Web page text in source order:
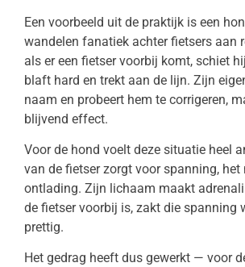
Een voorbeeld uit de praktijk is een
wandelen fanatiek achter fietsers aan
als er een fietser voorbij komt, schiet
blaft hard en trekt aan de lijn. Zijn
naam en probeert hem te corrigeren,
blijvend effect.
Voor de hond voelt deze situatie heel
van de fietser zorgt voor spanning, het
ontlading. Zijn lichaam maakt
de fietser voorbij is, zakt die spanning
prettig.
Het gedrag heeft dus gewerkt — voor